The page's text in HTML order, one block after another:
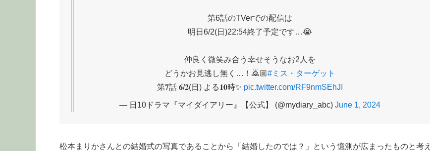
第6話のTVerでの配信は
明日6/2(日)22:54終了予定です…😭
仲良く微笑み合う幸せそうなお2人を
どうかお見逃し無く…！🙇🏼#ミス・ターゲット
第𝟕話 𝟔/𝟐(日) よる𝟏𝟎時✨ pic.twitter.com/RF9nmSEhJI
— 日10ドラマ『マイダイアリー』【公式】 (@mydiary_abc) June 1, 2024
松本まりかさんとの結婚式の写真であることから「結婚したのでは？」という憶測が広まったものと考え